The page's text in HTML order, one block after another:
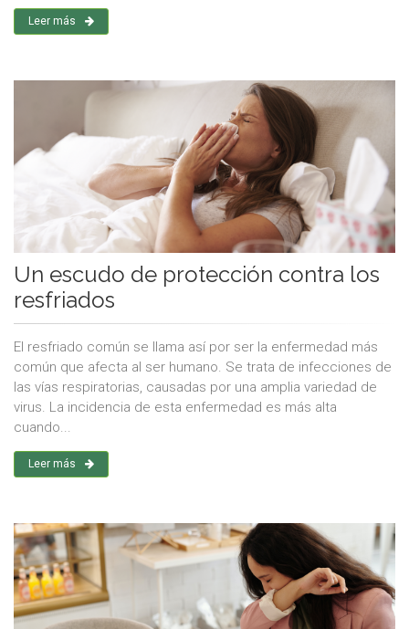
Leer más
Un escudo de protección contra los
resfriados
El resfriado común se llama así por ser la enfermedad más
común que afecta al ser humano. Se trata de infecciones de
las vías respiratorias, causadas por una amplia variedad de
virus. La incidencia de esta enfermedad es más alta
cuando...
Leer más